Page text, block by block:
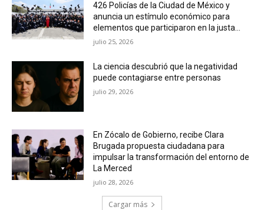
426 Policías de la Ciudad de México y
anuncia un estímulo económico para
elementos que participaron en la justa...
julio 25, 2026
La ciencia descubrió que la negatividad
puede contagiarse entre personas
julio 29, 2026
En Zócalo de Gobierno, recibe Clara
Brugada propuesta ciudadana para
impulsar la transformación del entorno de
La Merced
julio 28, 2026
Cargar más